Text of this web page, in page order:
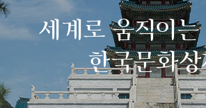
세계로 움직이
한국문화